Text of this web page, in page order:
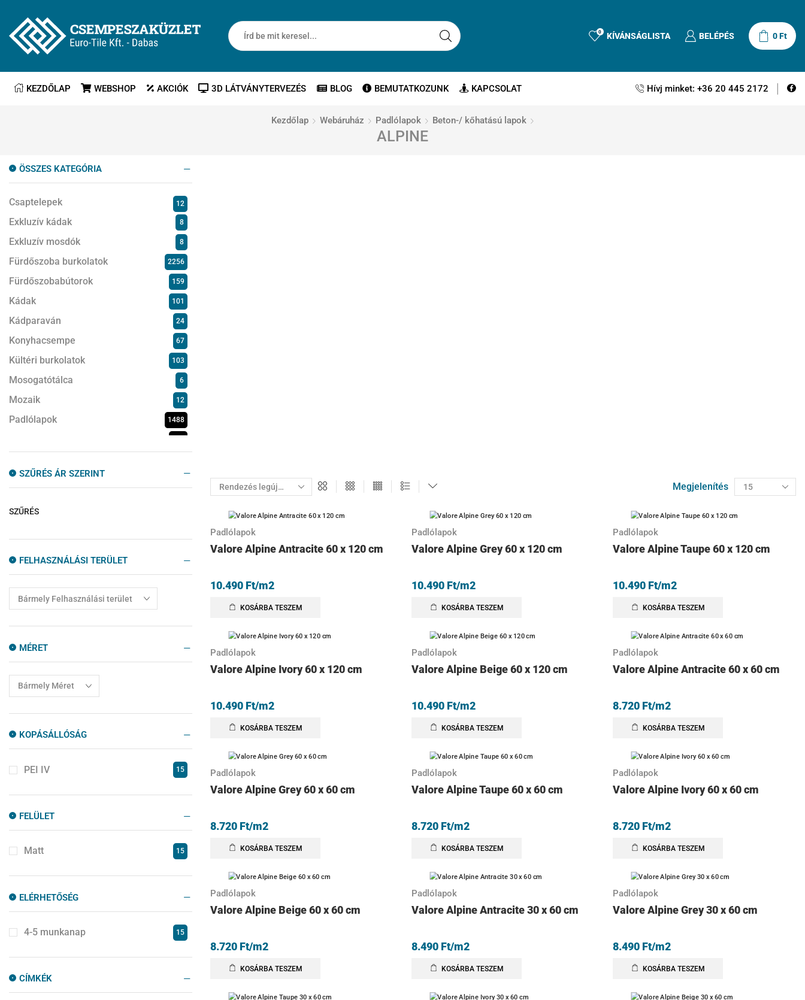
0 KÍVÁNSÁGLISTA BELÉPÉS 0Ft
KEZDŐLAP WEBSHOP AKCIÓK 3D LÁTVÁNYTERVEZÉS BLOG BEMUTATKOZUNK KAPCSOLAT Hívj minket: +36 20 445 2172
Kezdőlap Webáruház Padlólapok Beton-/ kőhatású lapok
ALPINE
ÖSSZES KATEGÓRIA
Csaptelepek 12
Exkluzív kádak 8
Exkluzív mosdók 8
Fürdőszoba burkolatok 2256
Fürdőszobabútorok 159
Kádak 101
Kádparaván 24
Konyhacsempe 67
Kültéri burkolatok 103
Mosogatótálca 6
Mozaik 12
Padlólapok 1488
Magasfényű 27
Mediterrán
Zuhanyfalak
Zuhanykabinok
Zuhanytálcák
SZŰRÉS ÁR SZERINT
SZŰRÉS
FELHASZNÁLÁSI TERÜLET
MÉRET
KOPÁSÁLLÓSÁG
PEI IV 15
FELÜLET
Matt 15
ELÉRHETŐSÉG
4-5 munkanap 15
CÍMKÉK
Megjelenítés
Padlólapok
Valore Alpine Antracite 60 x 120 cm
10.490 Ft/m2
KOSÁRBA TESZEM
Padlólapok
Valore Alpine Grey 60 x 120 cm
10.490 Ft/m2
KOSÁRBA TESZEM
Padlólapok
Valore Alpine Taupe 60 x 120 cm
10.490 Ft/m2
KOSÁRBA TESZEM
Padlólapok
Valore Alpine Ivory 60 x 120 cm
10.490 Ft/m2
KOSÁRBA TESZEM
Padlólapok
Valore Alpine Beige 60 x 120 cm
10.490 Ft/m2
KOSÁRBA TESZEM
Padlólapok
Valore Alpine Antracite 60 x 60 cm
8.720 Ft/m2
KOSÁRBA TESZEM
Padlólapok
Valore Alpine Grey 60 x 60 cm
8.720 Ft/m2
KOSÁRBA TESZEM
Padlólapok
Valore Alpine Taupe 60 x 60 cm
8.720 Ft/m2
KOSÁRBA TESZEM
Padlólapok
Valore Alpine Ivory 60 x 60 cm
8.720 Ft/m2
KOSÁRBA TESZEM
Padlólapok
Valore Alpine Beige 60 x 60 cm
8.720 Ft/m2
KOSÁRBA TESZEM
Padlólapok
Valore Alpine Antracite 30 x 60 cm
8.490 Ft/m2
KOSÁRBA TESZEM
Padlólapok
Valore Alpine Grey 30 x 60 cm
8.490 Ft/m2
KOSÁRBA TESZEM